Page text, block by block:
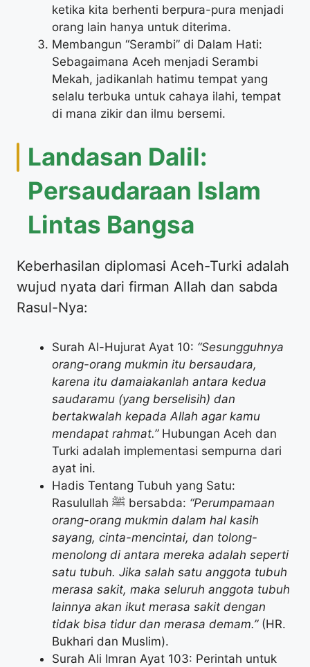
ketika kita berhenti berpura-pura menjadi
orang lain hanya untuk diterima.
Membangun “Serambi” di Dalam Hati:
Sebagaimana Aceh menjadi Serambi
Mekah, jadikanlah hatimu tempat yang
selalu terbuka untuk cahaya ilahi, tempat
di mana zikir dan ilmu bersemi.
Landasan Dalil:
Persaudaraan Islam
Lintas Bangsa
Keberhasilan diplomasi Aceh-Turki adalah
wujud nyata dari firman Allah dan sabda
Rasul-Nya:
Surah Al-Hujurat Ayat 10: “Sesungguhnya
orang-orang mukmin itu bersaudara,
karena itu damaiakanlah antara kedua
saudaramu (yang berselisih) dan
bertakwalah kepada Allah agar kamu
mendapat rahmat.”Hubungan Aceh dan
Turki adalah implementasi sempurna dari
ayat ini.
Hadis Tentang Tubuh yang Satu:
Rasulullah ﷺ bersabda: “Perumpamaan
orang-orang mukmin dalam hal kasih
sayang, cinta-mencintai, dan tolong-
menolong di antara mereka adalah seperti
satu tubuh. Jika salah satu anggota tubuh
merasa sakit, maka seluruh anggota tubuh
lainnya akan ikut merasa sakit dengan
tidak bisa tidur dan merasa demam.”(HR.
Bukhari dan Muslim).
Surah Ali Imran Ayat 103: Perintah untuk